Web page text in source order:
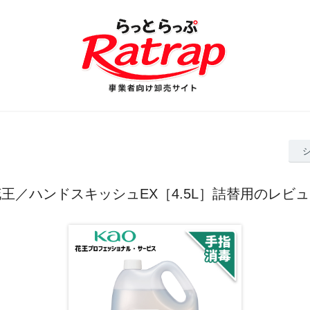
／ハンドスキッシュEX［4.5L］詰替用のレビ